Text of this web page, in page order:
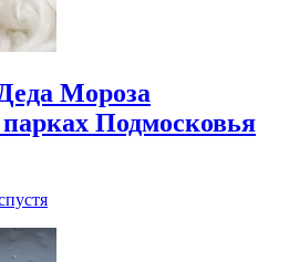
Мороза
Подмосковья